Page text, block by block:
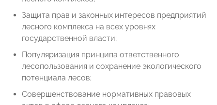
Защита прав и законных интересов предприятий
лесного комплекса на всех уровнях
государственной власти;
Популяризация принципа ответственного
лесопользования и сохранение экологического
потенциала лесов;
Совершенствование нормативных правовых